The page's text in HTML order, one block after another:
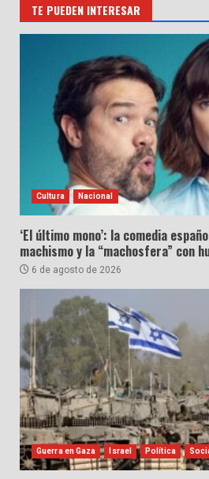
TE PUEDEN INTERESAR
Cultura Nacional
‘El último mono’: la comedia
machismo y la “machosfera” con
6 de agosto de 2026
Guerra en Gaza Israel Política